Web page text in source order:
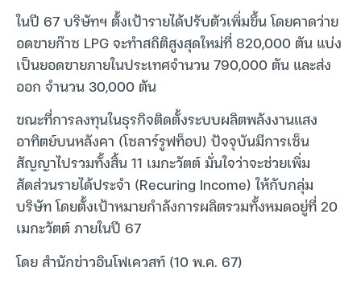
ในปี 67 บริษัทฯ ตั้งเป้ารายได้ปรับตัวเพิ่มขึ้น โดยคาดว่าย
อดขายก๊าซ LPG จะทำสถิติสูงสุดใหม่ที่ 820,000 ตัน แบ่ง
เป็นยอดขายภายในประเทศจำนวน 790,000 ตัน และส่ง
ออก จำนวน 30,000 ตัน
ขณะที่การลงทุนในธุรกิจติดตั้งระบบผลิตพลังงานแสง
อาทิตย์บนหลังคา (โซลาร์รูฟท็อป) ปัจจุบันมีการเซ็น
สัญญาไปรวมทั้งสิ้น 11 เมกะวัตต์ มั่นใจว่าจะช่วยเพิ่ม
สัดส่วนรายได้ประจำ (Recuring Income) ให้กับกลุ่ม
บริษัท โดยตั้งเป้าหมายกำลังการผลิตรวมทั้งหมดอยู่ที่ 20
เมกะวัตต์ ภายในปี 67
โดย สำนักข่าวอินโฟเควสท์ (10 พ.ค. 67)